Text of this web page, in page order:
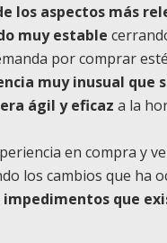
los aspectos más
muy estable
por comprar
muy inusual
ágil y eficaz a la
en compra y
los cambios que ha
que